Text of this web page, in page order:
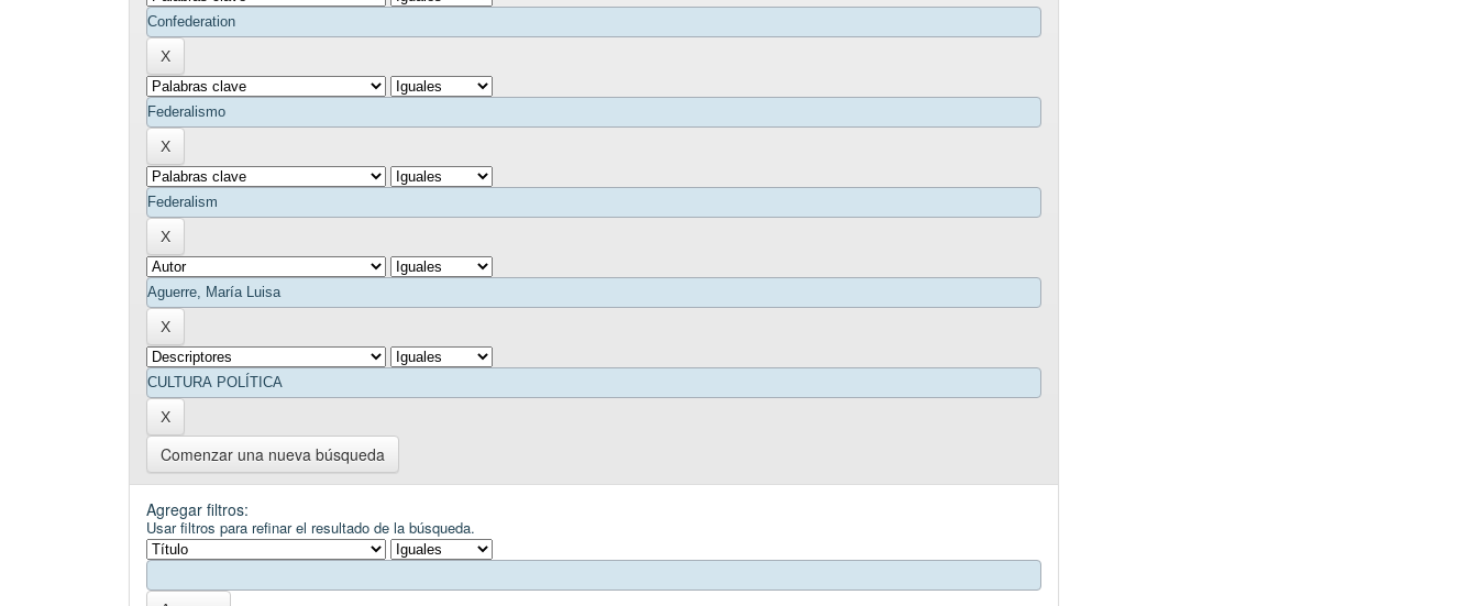
Comenzar una nueva búsqueda
Agregar filtros:
Usar filtros para refinar el resultado de la búsqueda.